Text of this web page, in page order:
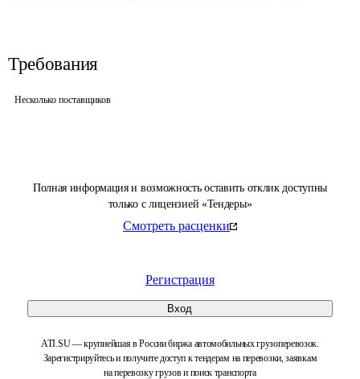
Полная информация и возможность оставить отклик доступны
только с лицензией «Тендеры»
Смотреть расценки
Регистрация
Вход
ATI.SU — крупнейшая в России биржа автомобильных грузоперевозок.
Зарегистрируйтесь и получите доступ к тендерам на перевозки, заявкам
на перевозку грузов и поиск транспорта
Требования
Несколько поставщиков